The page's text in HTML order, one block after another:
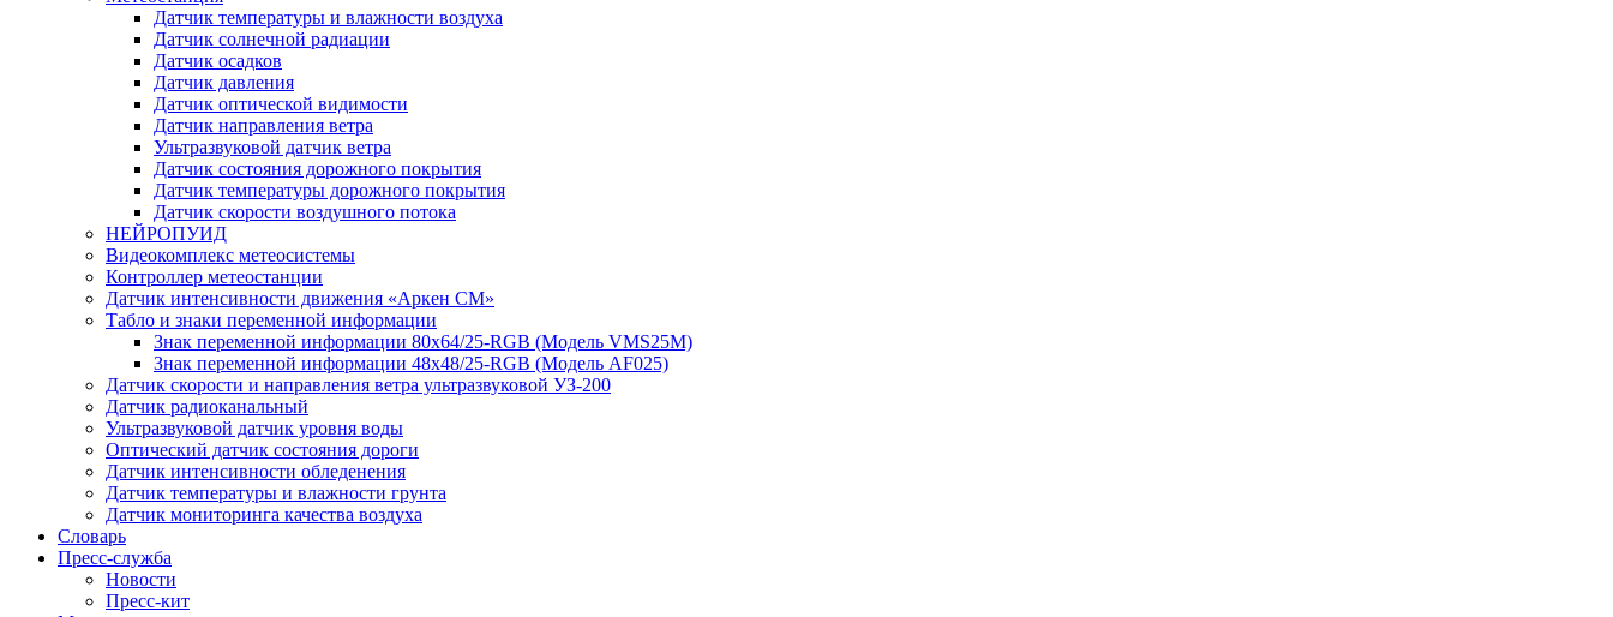
Датчик температуры и влажности воздуха
Датчик солнечной радиации
Датчик осадков
Датчик давления
Датчик оптической видимости
Датчик направления ветра
Ультразвуковой датчик ветра
Датчик состояния дорожного покрытия
Датчик температуры дорожного покрытия
Датчик скорости воздушного потока
НЕЙРОПУИД
Видеокомплекс метеосистемы
Контроллер метеостанции
Датчик интенсивности движения «Аркен СМ»
Табло и знаки переменной информации
Знак переменной информации 80х64/25-RGB (Модель VMS25M)
Знак переменной информации 48х48/25-RGB (Модель АF025)
Датчик скорости и направления ветра ультразвуковой УЗ-200
Датчик радиоканальный
Ультразвуковой датчик уровня воды
Оптический датчик состояния дороги
Датчик интенсивности обледенения
Датчик температуры и влажности грунта
Датчик мониторинга качества воздуха
Словарь
Пресс-служба
Новости
Пресс-кит